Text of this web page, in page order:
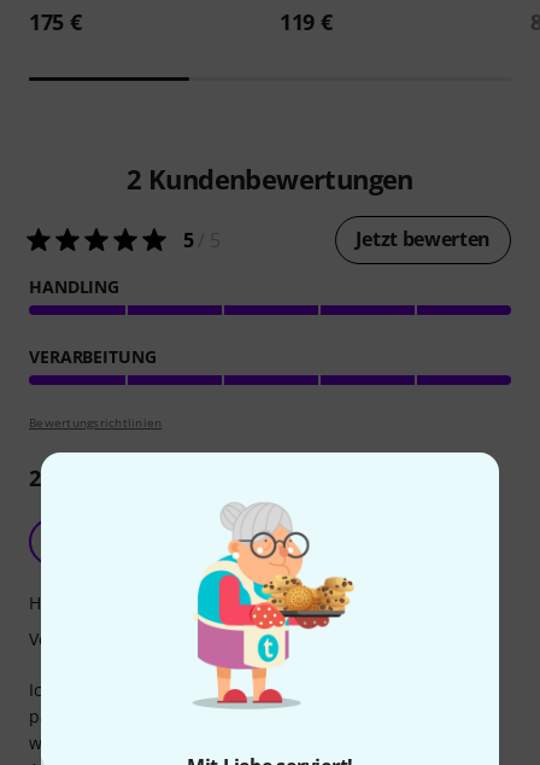
175 € 119 €
2 Kundenbewertungen
5/ 5 Jetzt bewerten
HANDLING
VERARBEITUNG
Bewertungsrichtlinien
2Rezensionen
auf 1400 10.09.2025
Ich habe es für meine 5 Reihige Harmonika bestellt und es
passt
wie dafür gemacht.
Handling
Verarbeitung